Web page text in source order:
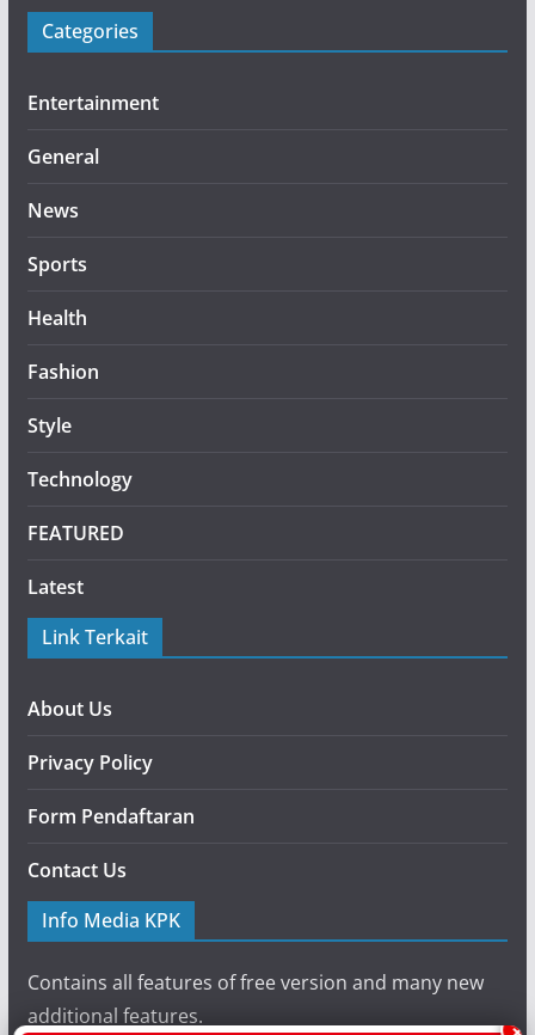
Categories
Entertainment
General
News
Sports
Health
Fashion
Style
Technology
FEATURED
Latest
Link Terkait
About Us
Privacy Policy
Form Pendaftaran
Contact Us
Info Media KPK
Contains all features of free version and many new
additional features.